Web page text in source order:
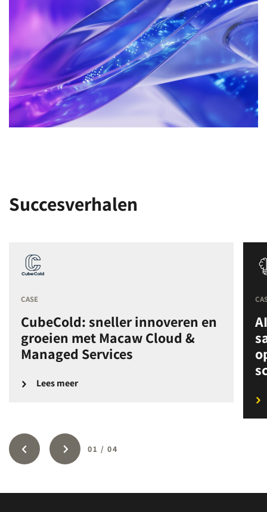
Succesverhalen
CASE
CubeCold: sneller innoveren en
groeien met Macaw Cloud &
Managed Services
Lees meer
01 / 04